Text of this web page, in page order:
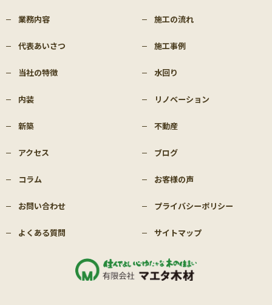
業務内容 施工の流れ
代表あいさつ 施工事例
当社の特徴 水回り
内装 リノベーション
新築 不動産
アクセス ブログ
コラム お客様の声
お問い合わせ プライバシーポリシー
よくある質問 サイトマップ